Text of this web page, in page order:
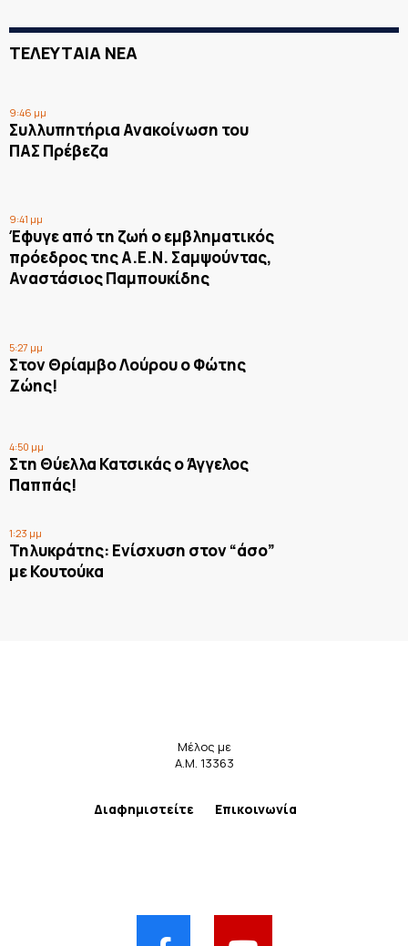
ΤΕΛΕΥΤΑΙΑ ΝΕΑ
9:46 μμ
Συλλυπητήρια Ανακοίνωση του
ΠΑΣ Πρέβεζα
9:41 μμ
Έφυγε από τη ζωή ο εμβληματικός
πρόεδρος της Α.Ε.Ν. Σαμψούντας,
Αναστάσιος Παμπουκίδης
5:27 μμ
Στον Θρίαμβο Λούρου ο Φώτης
Ζώης!
4:50 μμ
Στη Θύελλα Κατσικάς ο Άγγελος
Παππάς!
1:23 μμ
Τηλυκράτης: Ενίσχυση στον “άσο”
με Κουτούκα
Μέλος με
Α.Μ. 13363
Διαφημιστείτε Επικοινωνία